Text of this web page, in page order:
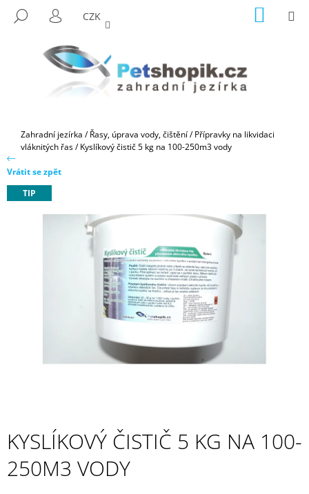
HLEDAT
PŘIHLÁŠENÍ
CZK KOŠÍK
Domů
Zahradní jezírka / Řasy, úprava vody, čištění/ Přípravky na likvidaci
vláknitých řas/ Kyslíkový čistič 5 kg na 100-250m3 vody
Vrátit se zpět
TIP
KYSLÍKOVÝ ČISTIČ 5 KG NA 100-
250M3 VODY
O
T
Ř
E
B
HLEDAT